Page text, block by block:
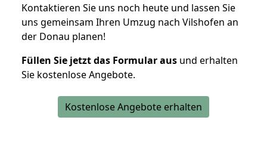
Kontaktieren Sie uns noch heute und lassen Sie
uns gemeinsam Ihren Umzug nach Vilshofen an
der Donau planen!
Füllen Sie jetzt das Formular aus und erhalten
Sie kostenlose Angebote.
Kostenlose Angebote erhalten